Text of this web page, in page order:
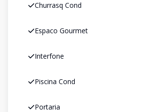
Churrasq Cond
Espaco Gourmet
Interfone
Piscina Cond
Portaria